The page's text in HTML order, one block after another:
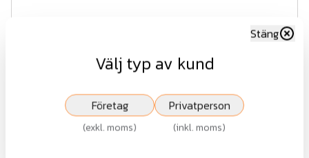
Smidesstaket - CLASSIC AW10.02
Välj typ av kund
Stäng
Företag
(exkl. moms)
Privatperson
(inkl. moms)